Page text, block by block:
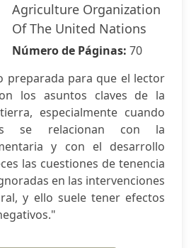
Agriculture Organization
Of The United Nations
Número de Páginas: 70
preparada para que el lector
los asuntos claves de la
especialmente cuando
se relacionan con la
y con el desarrollo
las cuestiones de tenencia
en las intervenciones
y ello suele tener efectos